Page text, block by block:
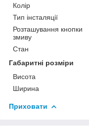
Колір
Тип інсталяції
Розташування кнопки
змиву
Стан
Габаритні розміри
Висота
Ширина
Приховати